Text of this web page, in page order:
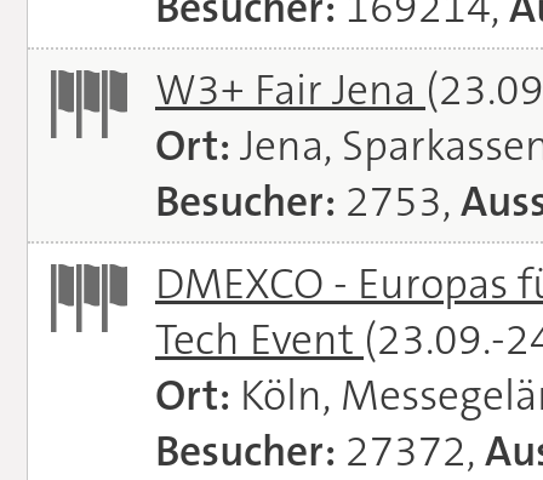
W3+ Fair Jena
Ort: Jena,
Besucher: 2753,
DMEXCO -
Tech Event (23.09.-
Ort: Köln,
Besucher: 27372,